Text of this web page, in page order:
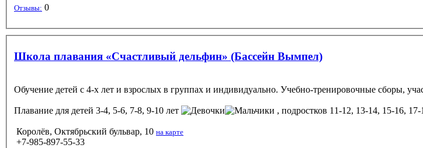
Отзывы: 0
Школа плавания «Счастливый дельфин» (Бассейн Вымпел)
Обучение детей с 4-х лет и взрослых в группах и индивидуально. Учебно-тренировочные сборы,
Плавание для детей 3-4, 5-6, 7-8, 9-10 лет , подростков 11-12, 13-14, 15-16, 17-
Королёв, Октябрьский бульвар, 10 на карте
+7-985-897-55-33